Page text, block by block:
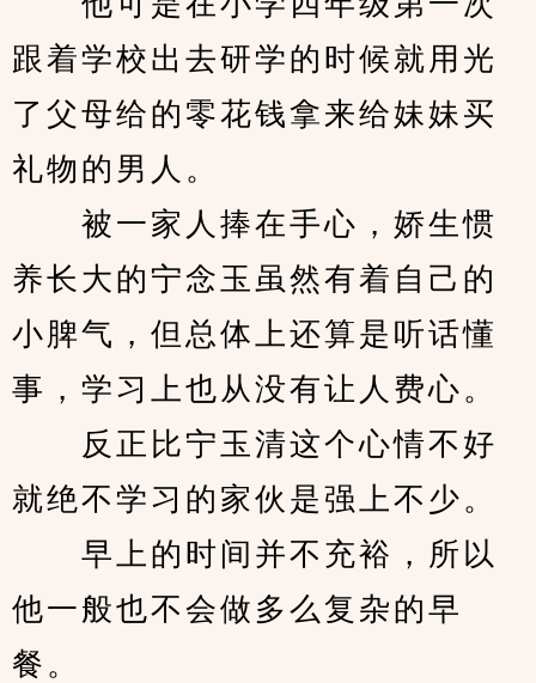
跟着学校出去研学的时候就用光
了父母给的零花钱拿来给妹妹买
礼物的男人。
被一家人捧在手心，娇生惯
养长大的宁念玉虽然有着自己的
小脾气，但总体上还算是听话懂
事，学习上也从没有让人费心。
反正比宁玉清这个心情不好
就绝不学习的家伙是强上不少。
早上的时间并不充裕，所以
他一般也不会做多么复杂的早
餐。